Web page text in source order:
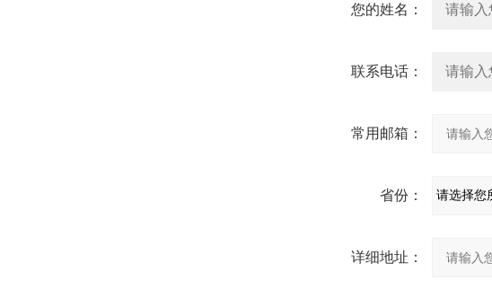
您的姓名：
联系电话：
常用邮箱：
省份：
详细地址：